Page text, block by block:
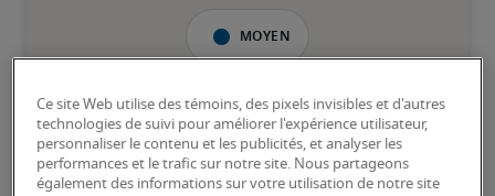
Moyen
Le candidat possède une expérience modérée dans le poste,
répond à la plupart des exigences ou possède des compétences
transférables équivalentes, et peut également détenir des
Ce site Web utilise des témoins, des pixels invisibles et d'autres
technologies de suivi pour améliorer l'expérience utilisateur,
personnaliser le contenu et les publicités, et analyser les
performances et le trafic sur notre site. Nous partageons
également des informations sur votre utilisation de notre site